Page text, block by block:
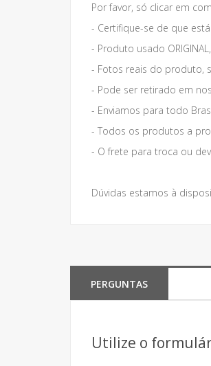
Por favor, só clicar em
- Certifique-se de que
- Produto usado
- Fotos reais do produto,
- Pode ser retirado em
- Enviamos para todo
- Todos os produtos a
- O frete para troca ou
Dúvidas estamos à
PERGUNTAS
Utilize o